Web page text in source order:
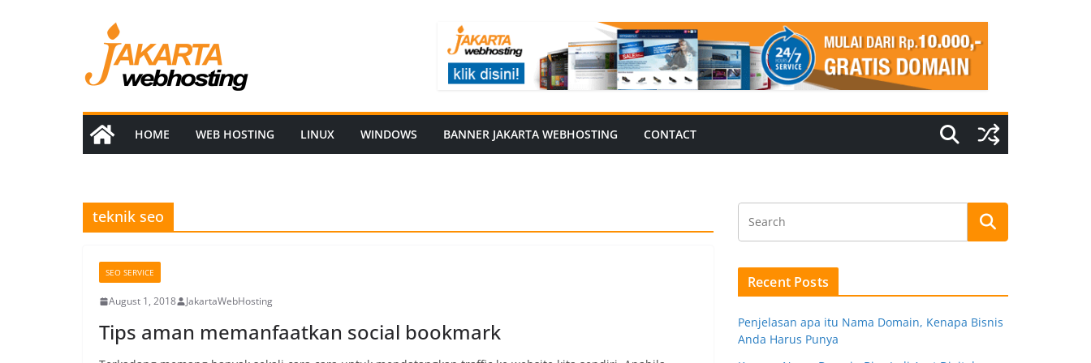
HOME WEB HOSTING LINUX WINDOWS BANNER JAKARTA WEBHOSTING CONTACT
teknik seo
SEO SERVICE
August 1, 2018 JakartaWebHosting
Tips aman memanfaatkan social bookmark
Recent Posts
Penjelasan apa itu Nama Domain, Kenapa Bisnis
Anda Harus Punya